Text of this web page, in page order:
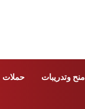
منح وتدريبات حملات